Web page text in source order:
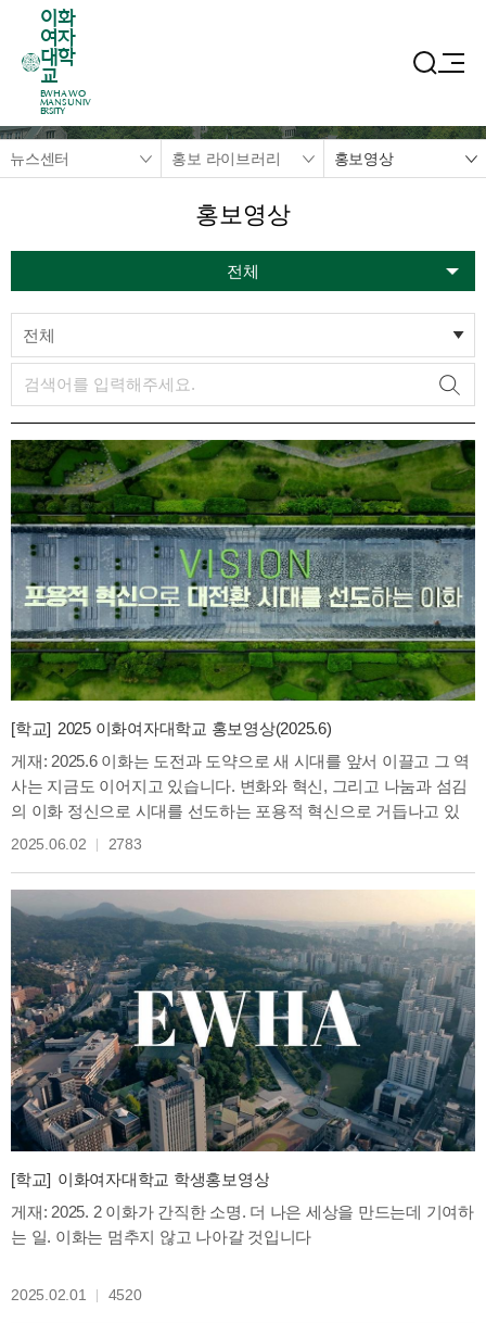
이화
여자
대학
교
EWHA WO
MANS UNIV
ERSITY
뉴스센터 홍보 라이브러리 홍보영상
홍보영상
전체
전체
[학교] 2025 이화여자대학교 홍보영상(2025.6)
게재: 2025.6 이화는 도전과 도약으로 새 시대를 앞서 이끌고 그 역
사는 지금도 이어지고 있습니다. 변화와 혁신, 그리고 나눔과 섬김
의 이화 정신으로 시대를 선도하는 포용적 혁신으로 거듭나고 있
습니다. 새 시대, 새 이화 미래를 이화-하라
2025.06.02 2783
[학교] 이화여자대학교 학생홍보영상
게재: 2025. 2 이화가 간직한 소명. 더 나은 세상을 만드는데 기여하
는 일. 이화는 멈추지 않고 나아갈 것입니다
2025.02.01 4520